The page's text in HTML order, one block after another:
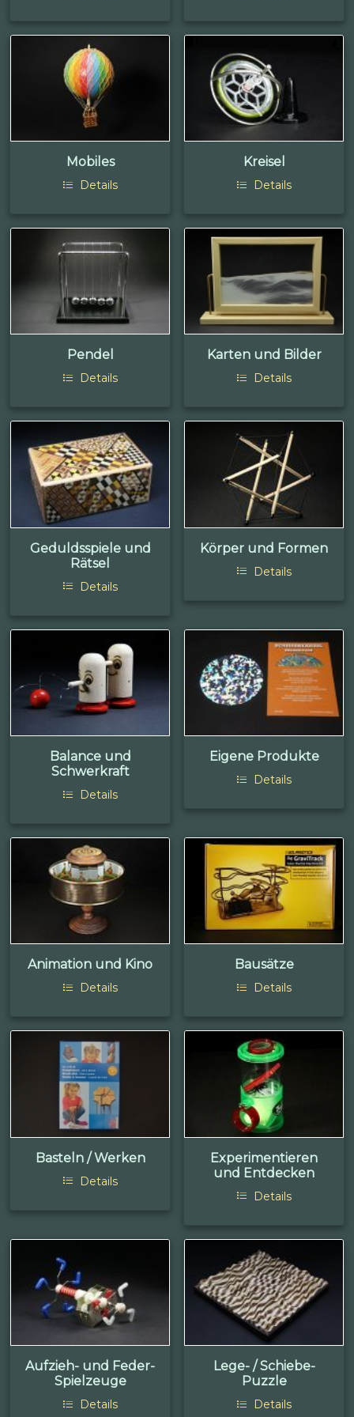
Mobiles
Details
Kreisel
Details
Pendel
Details
Karten und Bilder
Details
Geduldsspiele und
Rätsel
Details
Körper und Formen
Details
Balance und
Schwerkraft
Details
Eigene Produkte
Details
Animation und Kino
Details
Bausätze
Details
Basteln / Werken
Details
Experimentieren
und Entdecken
Details
Aufzieh- und Feder-
Spielzeuge
Details
Lege- / Schiebe-
Puzzle
Details